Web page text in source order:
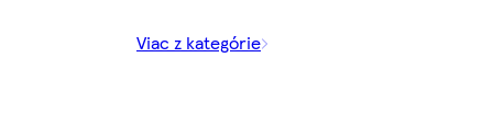
Viac z kategórie